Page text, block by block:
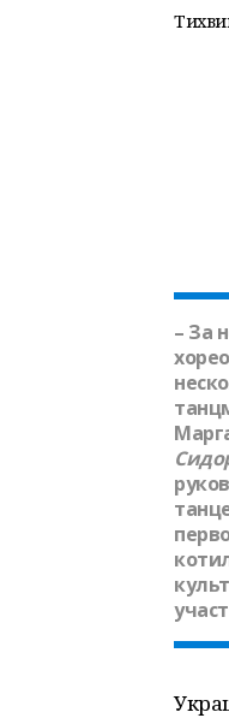
– За